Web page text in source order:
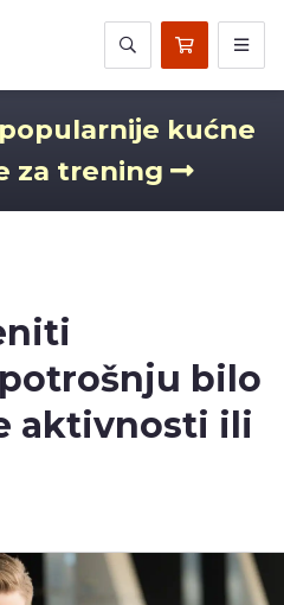
kućne
za trening
bilo
aktivnosti ili